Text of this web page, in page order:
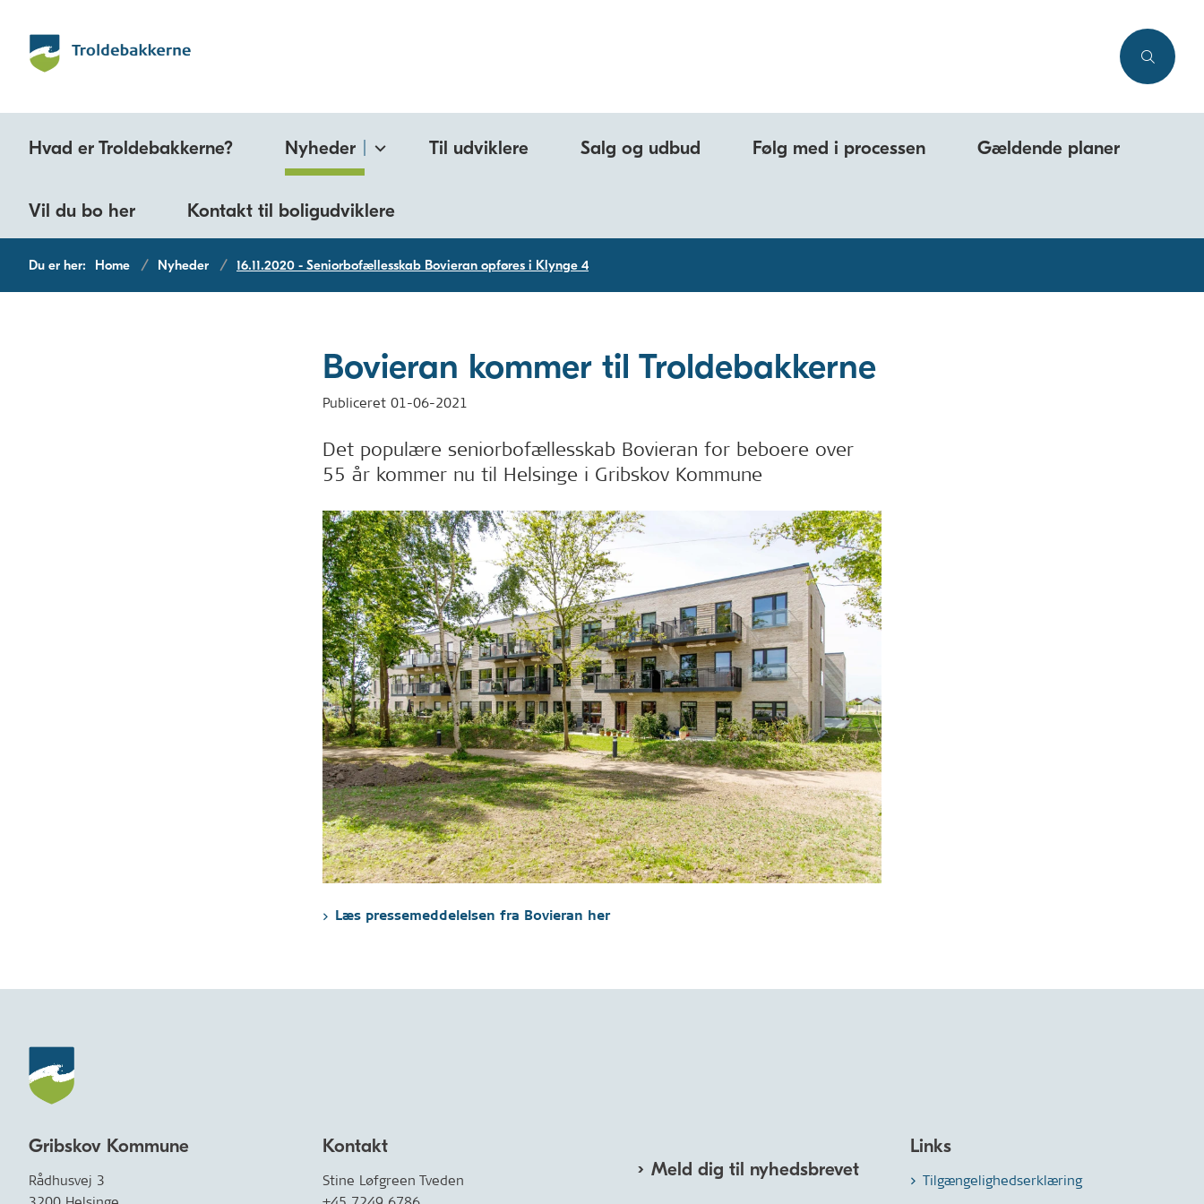
Hvad er Troldebakkerne? Nyheder Til udviklere Salg og udbud Følg med i processen Gældende planer
Vil du bo her Kontakt til boligudviklere
Du er her: Home Nyheder 16.11.2020 - Seniorbofællesskab Bovieran opføres i Klynge 4
Bovieran kommer til Troldebakkerne
Publiceret 01-06-2021
Det populære seniorbofællesskab Bovieran for beboere over
55 år kommer nu til Helsinge i Gribskov Kommune
Læs pressemeddelelsen fra Bovieran her
Gribskov Kommune
Rådhusvej 3
Kontakt
Stine Løfgreen Tveden
Meld dig til nyhedsbrevet
Links
Tilgængelighedserklæring